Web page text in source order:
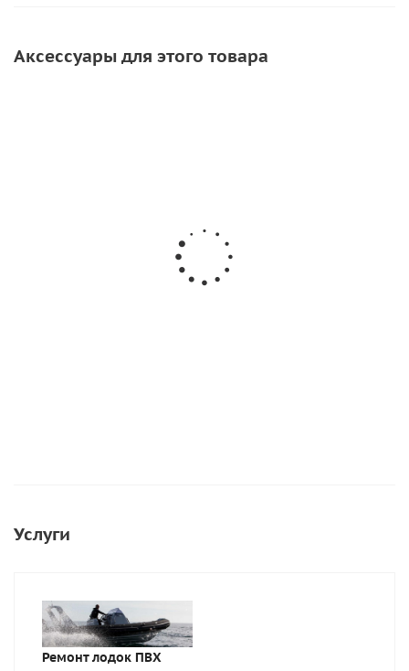
Аксессуары для этого товара
Инструмент для прикатки ткани ПВХ
Услуги
Ремонт лодок ПВХ